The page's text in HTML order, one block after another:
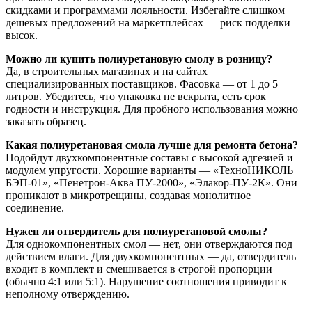
скидками и программами лояльности. Избегайте слишком
дешевых предложений на маркетплейсах — риск подделки
высок.
Можно ли купить полиуретановую смолу в розницу?
Да, в строительных магазинах и на сайтах
специализированных поставщиков. Фасовка — от 1 до 5
литров. Убедитесь, что упаковка не вскрыта, есть срок
годности и инструкция. Для пробного использования можно
заказать образец.
Какая полиуретановая смола лучше для ремонта бетона?
Подойдут двухкомпонентные составы с высокой адгезией и
модулем упругости. Хорошие варианты — «ТехноНИКОЛЬ
БЭП-01», «Пенетрон-Аква ПУ-2000», «Элакор-ПУ-2К». Они
проникают в микротрещины, создавая монолитное
соединение.
Нужен ли отвердитель для полиуретановой смолы?
Для однокомпонентных смол — нет, они отверждаются под
действием влаги. Для двухкомпонентных — да, отвердитель
входит в комплект и смешивается в строгой пропорции
(обычно 4:1 или 5:1). Нарушение соотношения приводит к
неполному отверждению.